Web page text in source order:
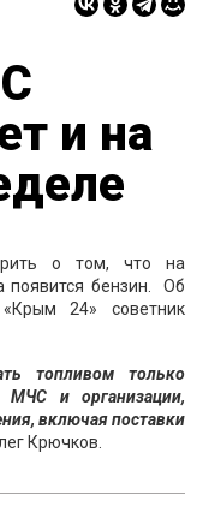
и на
о том, что на
появится бензин. Об
24» советник
топливом только
и организации,
включая поставки
Крючков.